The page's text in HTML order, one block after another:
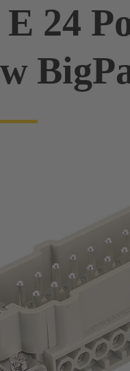
24